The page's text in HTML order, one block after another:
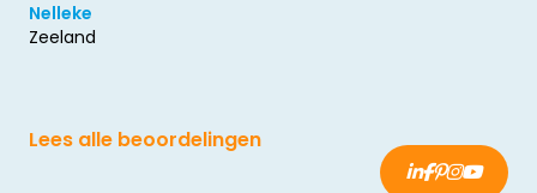
Nelleke
Zeeland
Lees alle beoordelingen